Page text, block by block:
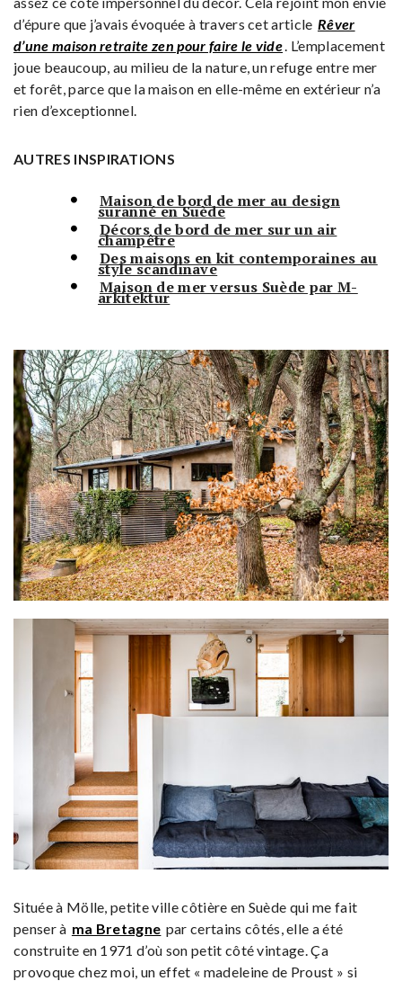
d’épure que j’avais évoquée à travers cet article Rêver
d’une maison retraite zen pour faire le vide. L’emplacement
joue beaucoup, au milieu de la nature, un refuge entre mer
et forêt, parce que la maison en elle-même en extérieur n’a
rien d’exceptionnel.
AUTRES INSPIRATIONS
Maison de bord de mer au design
suranné en Suède
Décors de bord de mer sur un air
champêtre
Des maisons en kit contemporaines au
style scandinave
Maison de mer versus Suède par M-
arkitektur
Située à Mölle, petite ville côtière en Suède qui me fait
penser à ma Bretagne par certains côtés, elle a été
construite en 1971 d’où son petit côté vintage. Ça
provoque chez moi, un effet « madeleine de Proust » si